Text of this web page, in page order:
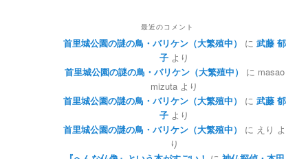
最近のコメント
首里城公園の謎の鳥・バリケン（大繁殖中） に 武藤 郁
子 より
首里城公園の謎の鳥・バリケン（大繁殖中）
に masao
mizuta より
首里城公園の謎の鳥・バリケン（大繁殖中）
に 武藤 郁
子 より
首里城公園の謎の鳥・バリケン（大繁殖中）
に えり よ
り